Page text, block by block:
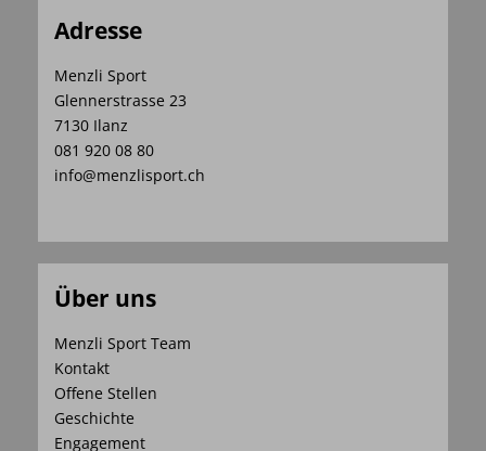
Adresse
Menzli Sport
Glennerstrasse 23
7130 Ilanz
081 920 08 80
info@menzlisport.ch
Über uns
Menzli Sport Team
Kontakt
Offene Stellen
Geschichte
Engagement